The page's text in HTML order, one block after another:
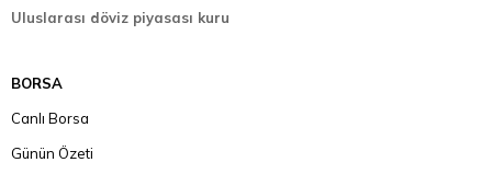
Uluslarası döviz piyasası kuru
BORSA
Canlı Borsa
Günün Özeti